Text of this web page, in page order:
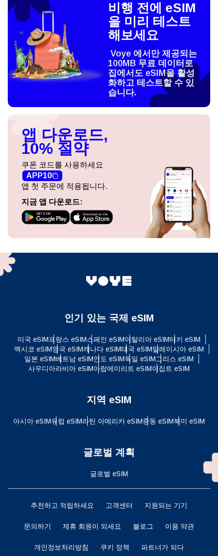
비행 전에 eSIM
을 미리 테스트
해보세요
Voye 에서만 제공되는
100MB 무료 데이터로
집에서도 eSIM을 활성
화하고 테스트할 수 있
습니다.
앱 다운로드,
10% 절약
쿠폰 코드를 사용하세요
APP10
앱 첫 주문에 적용됩니다.
지금 앱 다운로드:
인기 있는 국제 eSIM
미국 eSIM프랑스 eSIM스페인 eSIM이탈리아 eSIM터키 eSIM
멕시코 eSIM영국 eSIM캐나다 eSIM태국 eSIM말레이시아 eSIM
일본 eSIM베트남 eSIM인도 eSIM독일 eSIM그리스 eSIM
사우디아라비아 eSIM아랍에미리트 eSIM이집트 eSIM
지역 eSIM
아시아 eSIM유럽 ​​eSIM라틴 아메리카 eSIM중동 eSIM북미 eSIM
글로벌 계획
글로벌 eSIM
추천하고 적립하세요 고객센터 지원되는 기기
문의하기 제휴 회원이 되세요 블로그 이용 약관
개인정보처리방침 쿠키 정책 파트너가 되다